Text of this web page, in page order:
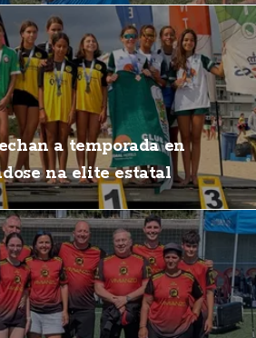
a temporada en
na elite estatal